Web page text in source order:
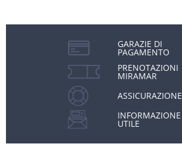
GARAZIE DI
PAGAMENTO
PRENOTAZIONI
MIRAMAR
ASSICURAZIONE
INFORMAZIONE
UTILE